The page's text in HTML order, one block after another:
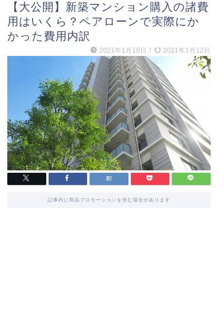
【大公開】新築マンション購入の諸費
用はいくら？ペアローンで実際にか
かった費用内訳
2021年1月10日 / 2021年1月12日
記事内に商品プロモーションを含む場合があります